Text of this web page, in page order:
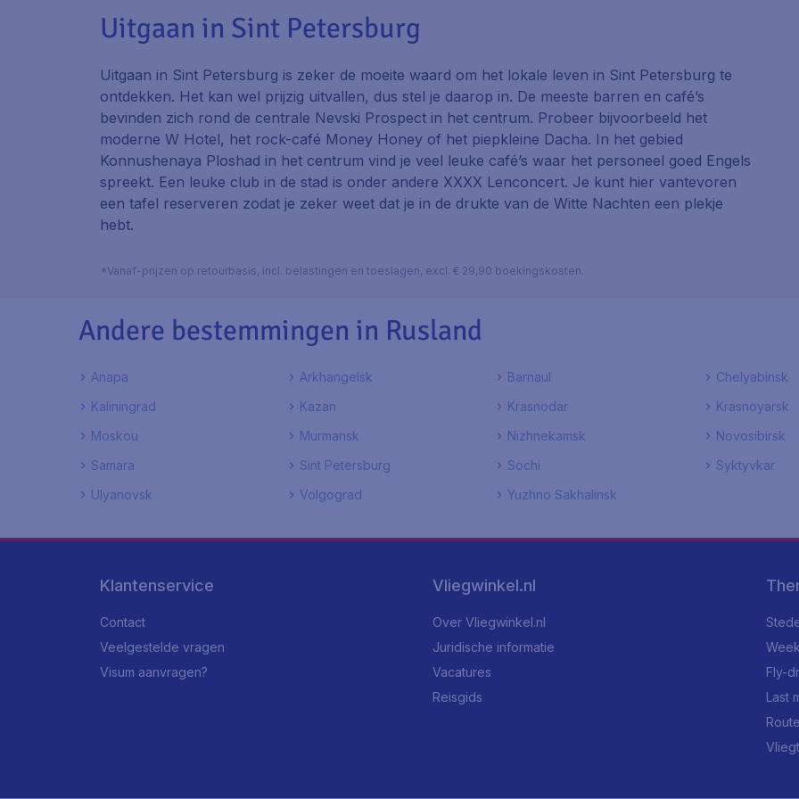
Uitgaan in Sint Petersburg
Uitgaan in Sint Petersburg is zeker de moeite waard om het lokale leven in Sint Petersburg te
ontdekken. Het kan wel prijzig uitvallen, dus stel je daarop in. De meeste barren en café’s
bevinden zich rond de centrale Nevski Prospect in het centrum. Probeer bijvoorbeeld het
moderne W Hotel, het rock-café Money Honey of het piepkleine Dacha. In het gebied
Konnushenaya Ploshad in het centrum vind je veel leuke café’s waar het personeel goed Engels
spreekt. Een leuke club in de stad is onder andere XXXX Lenconcert. Je kunt hier vantevoren
een tafel reserveren zodat je zeker weet dat je in de drukte van de Witte Nachten een plekje
hebt.
*Vanaf-prijzen op retourbasis, incl. belastingen en toeslagen, excl. € 29,90 boekingskosten.
Andere bestemmingen in Rusland
Anapa Arkhangelsk Barnaul Chelyabinsk
Kaliningrad
Kazan Krasnodar Krasnoyarsk
Moskou
Murmansk Nizhnekamsk Novosibirsk
Samara
Sint Petersburg Sochi Syktyvkar
Ulyanovsk
Volgograd Yuzhno Sakhalinsk
Klantenservice
Contact
Veelgestelde vragen
Visum aanvragen?
Vliegwinkel.nl
Over Vliegwinkel.nl
Juridische informatie
Vacatures
Reisgids
Fly-
Last